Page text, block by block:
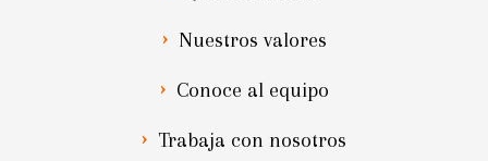
Nuestros valores
Conoce al equipo
Trabaja con nosotros